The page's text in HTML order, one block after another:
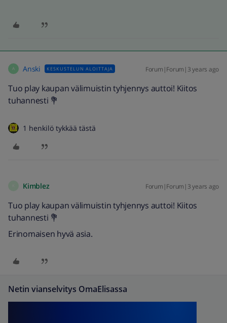
A Anski KESKUSTELUN ALOITTAJA Forum|Forum|3 years ago
Tuo play kaupan välimuistin tyhjennys auttoi! Kiitos
tuhannesti 💐
1 henkilö tykkää tästä
Kimblez Forum|Forum|3 years ago
Tuo play kaupan välimuistin tyhjennys auttoi! Kiitos
tuhannesti 💐
Erinomaisen hyvä asia.
Netin vianselvitys OmaElisassa